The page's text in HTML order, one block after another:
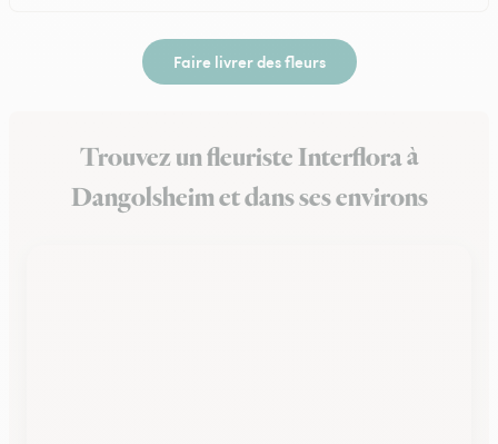
Faire livrer des fleurs
Trouvez un fleuriste Interflora à
Dangolsheim et dans ses environs